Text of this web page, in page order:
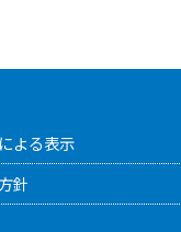
よる表示
針